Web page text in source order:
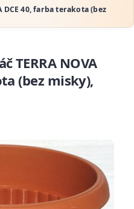
DCE 40, farba terakota (bez
TERRA NOVA
(bez misky),